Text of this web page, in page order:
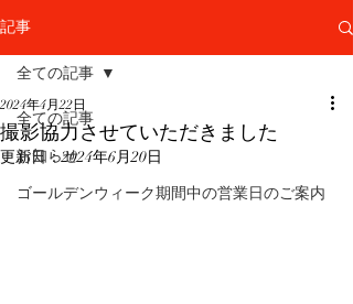
記事
全ての記事
お知らせ
ゴールデンウィーク期間中の営業日のご案内
全ての記事
撮影協力させていただきました
2024年4月22日
更新日：2024年6月20日